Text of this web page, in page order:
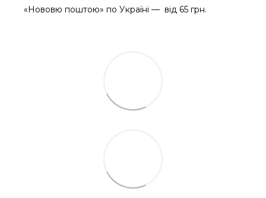
«Нововю поштою» по Україні — від 65 грн.